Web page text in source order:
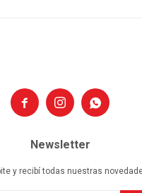
  
Newsletter
y recibí todas nuestras